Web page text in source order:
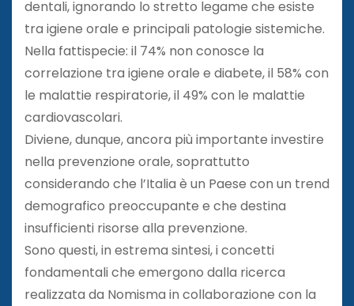
dentali, ignorando lo stretto legame che esiste
tra igiene orale e principali patologie sistemiche.
Nella fattispecie: il 74% non conosce la
correlazione tra igiene orale e diabete, il 58% con
le malattie respiratorie, il 49% con le malattie
cardiovascolari.
Diviene, dunque, ancora più importante investire
nella prevenzione orale, soprattutto
considerando che l’Italia è un Paese con un trend
demografico preoccupante e che destina
insufficienti risorse alla prevenzione.
Sono questi, in estrema sintesi, i concetti
fondamentali che emergono dalla ricerca
realizzata da Nomisma in collaborazione con la